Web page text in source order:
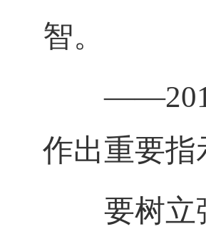
智。
——
作出重要指
要树立强